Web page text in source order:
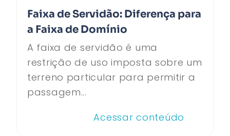
Faixa de Servidão: Diferença para
a Faixa de Domínio
A faixa de servidão é uma
restrição de uso imposta sobre um
terreno particular para permitir a
passagem...
Acessar conteúdo